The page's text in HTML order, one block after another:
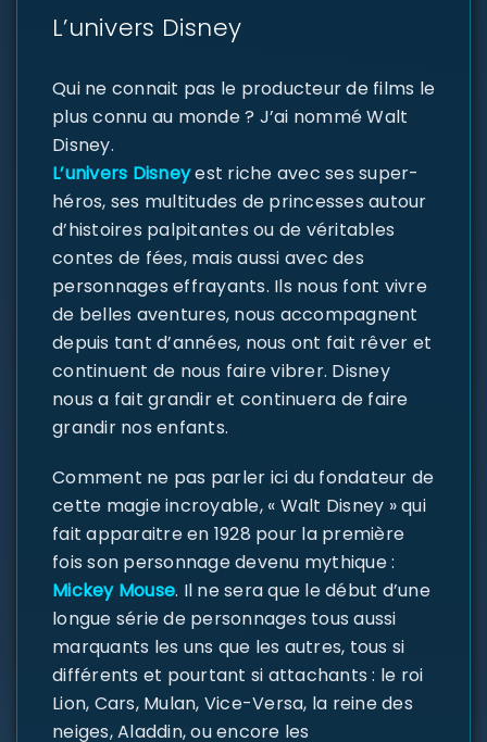
L’univers Disney
Qui ne connait pas le producteur de films le
plus connu au monde ? J’ai nommé Walt
Disney.
L’univers Disneyest riche avec ses super-
héros, ses multitudes de princesses autour
d’histoires palpitantes ou de véritables
contes de fées, mais aussi avec des
personnages effrayants. Ils nous font vivre
de belles aventures, nous accompagnent
depuis tant d’années, nous ont fait rêver et
continuent de nous faire vibrer. Disney
nous a fait grandir et continuera de faire
grandir nos enfants.
Comment ne pas parler ici du fondateur de
cette magie incroyable, « Walt Disney » qui
fait apparaitre en 1928 pour la première
fois son personnage devenu mythique :
Mickey Mouse. Il ne sera que le début d’une
longue série de personnages tous aussi
marquants les uns que les autres, tous si
différents et pourtant si attachants : le roi
Lion, Cars, Mulan, Vice-Versa, la reine des
neiges, Aladdin, ou encore les